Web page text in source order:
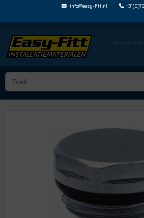
info@easy-fitt.nl
Ons
HOME › DRAADFITTINGEN EN NIPPELS › PLUGGEN ›